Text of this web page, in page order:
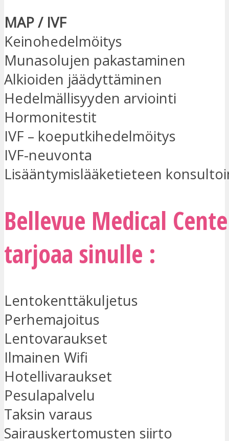
MAP / IVF
Keinohedelmöitys
Munasolujen pakastaminen
Alkioiden jäädyttäminen
Hedelmällisyyden arviointi
Hormonitestit
IVF – koeputkihedelmöitys
IVF-neuvonta
Lisääntymislääketieteen
Bellevue Medical
tarjoaa sinulle :
Lentokenttäkuljetus
Perhemajoitus
Lentovaraukset
Ilmainen Wifi
Hotellivaraukset
Pesulapalvelu
Taksin varaus
Sairauskertomusten siirto